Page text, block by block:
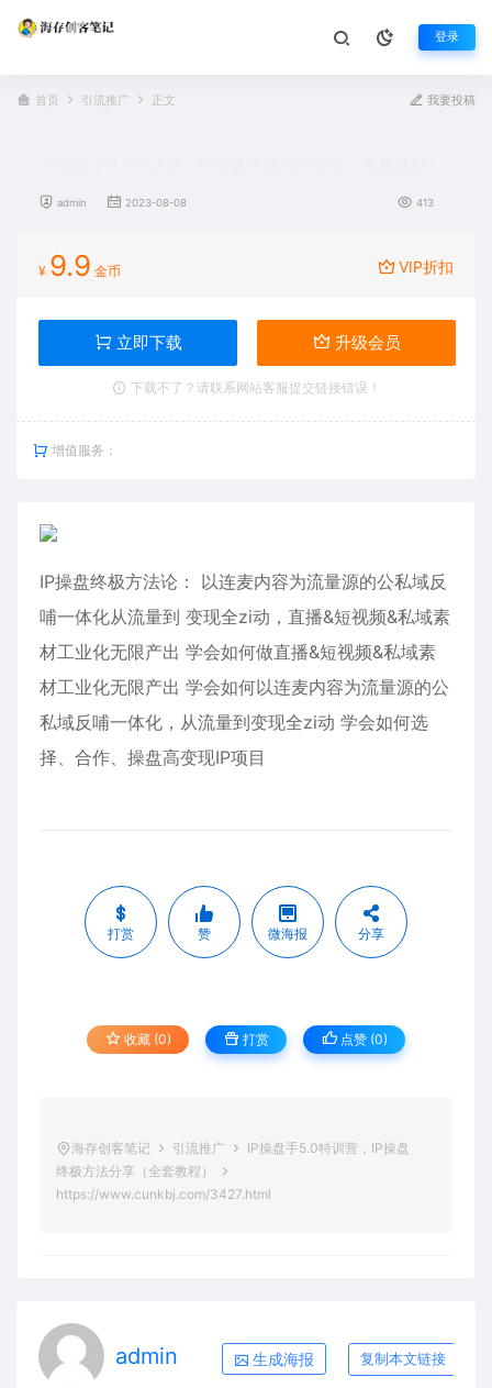
登录
首页 引流推广 正文 我要投稿
admin 2023-08-08 413
¥ 9.9 金币 VIP折扣
立即下载 升级会员
下载不了？请联系网站客服提交链接错误！
增值服务：
IP操盘终极方法论： 以连麦内容为流量源的公私域反
哺一体化从流量到 变现全zi动，直播&短视频&私域素
材工业化无限产出 学会如何做直播&短视频&私域素
材工业化无限产出 学会如何以连麦内容为流量源的公
私域反哺一体化，从流量到变现全zi动 学会如何选
择、合作、操盘高变现IP项目
打赏 赞 微海报 分享
收藏 (0) 打赏 点赞 (0)
海存创客笔记 引流推广
IP操盘手5.0特训营，IP操盘
终极方法分享（全套教程）
https://www.cunkbj.com/3427.html
admin 生成海报 复制本文链接